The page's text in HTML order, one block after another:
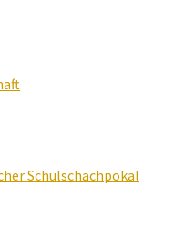
Schulschachpokal